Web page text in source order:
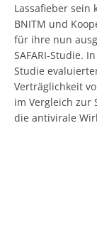
Lassafieber sein
BNITM und
für ihre nun
SAFARI-Studie.
Studie
Verträglichkeit
im Vergleich zur
die antivirale